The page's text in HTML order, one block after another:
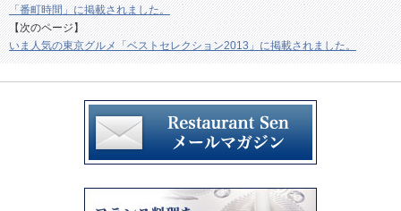
「番町時間」に掲載されました。
【次のページ】
いま人気の東京グルメ「ベストセレクション2013」に掲載されました。